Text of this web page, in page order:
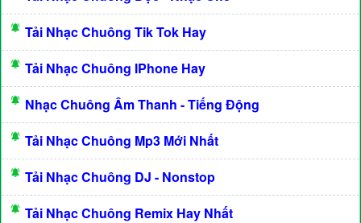
Tải Nhạc Chuông Tik Tok Hay
Tải Nhạc Chuông IPhone Hay
Nhạc Chuông Âm Thanh - Tiếng Động
Tải Nhạc Chuông Mp3 Mới Nhất
Tải Nhạc Chuông DJ - Nonstop
Tải Nhạc Chuông Remix Hay Nhất